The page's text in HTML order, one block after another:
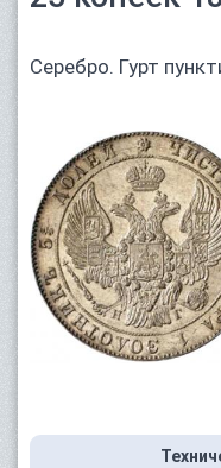
Серебро. Гурт